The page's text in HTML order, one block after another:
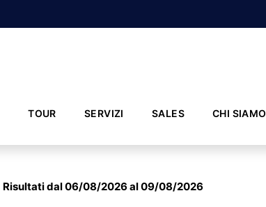
TOUR SERVIZI SALES CHI SIAMO
Risultati dal 06/08/2026 al 09/08/2026